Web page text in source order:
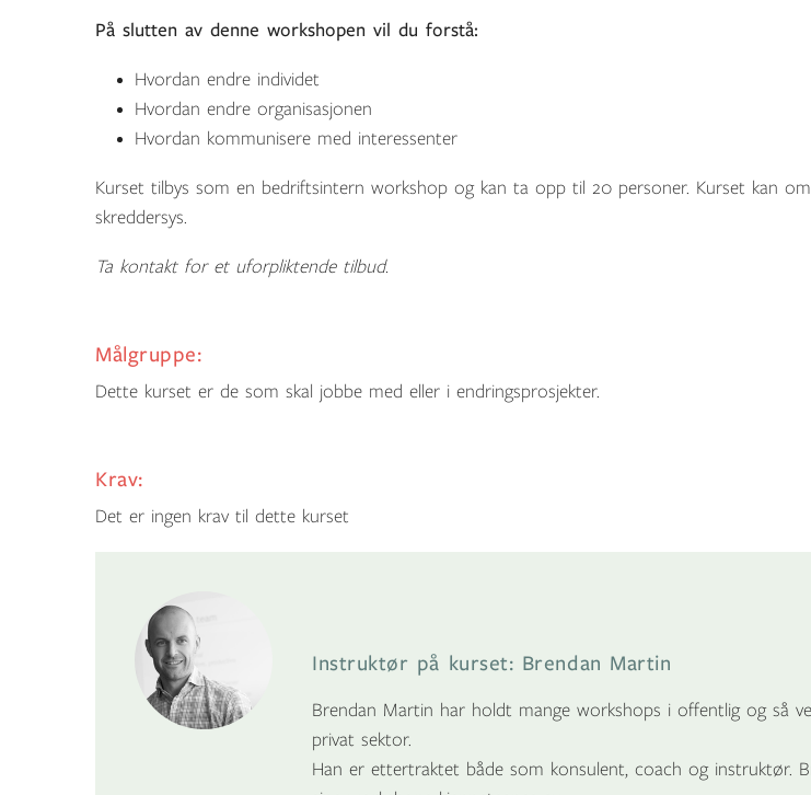
På slutten av denne workshopen vil du forstå:
Hvordan endre individet
Hvordan endre organisasjonen
Hvordan kommunisere med interessenter
Kurset tilbys som en bedriftsintern workshop og kan ta opp til 20 personer. Kurset kan
skreddersys.
Ta kontakt for et uforpliktende tilbud.
Målgruppe:
Dette kurset er de som skal jobbe med eller i endringsprosjekter.
Krav:
Det er ingen krav til dette kurset
Instruktør på kurset: Brendan Martin
Brendan Martin har holdt mange workshops i offentlig og så
privat sektor.
Han er ettertraktet både som konsulent, coach og instruktør.